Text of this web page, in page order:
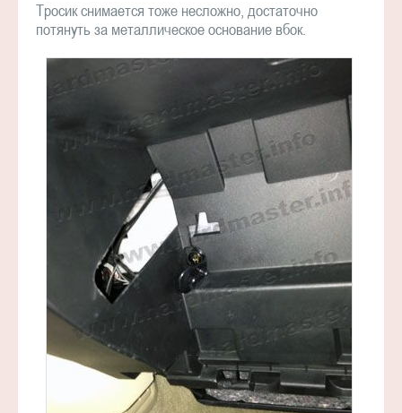
Тросик снимается тоже несложно, достаточно
потянуть за металлическое основание вбок.